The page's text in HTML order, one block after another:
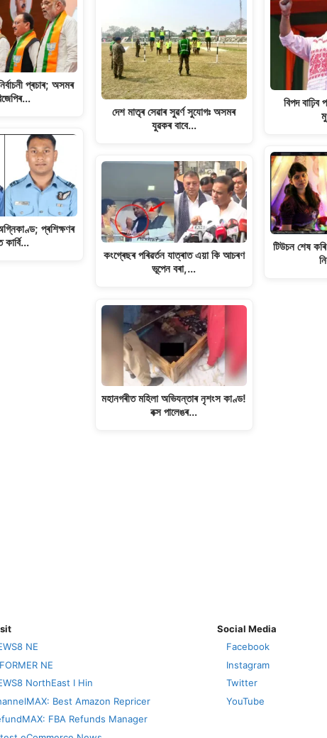
প্ৰচাৰ; অসমৰ
প্ৰশিক্ষণৰ
কাৰ্বি…
দেশ মাতৃৰ সেৱাৰ সুৱৰ্ণ সুযোগঃ অসমৰ
যুৱকৰ বাবে…
কংগ্ৰেছৰ পৰিৱৰ্তন যাত্ৰাত এয়া কি আচৰণ
ভূপেন বৰা,…
মহানগৰীত মহিলা অভিযন্তাৰ নৃশংস কাণ্ড!
বক্স পালেঙৰ…
বিপদ বাঢ়িব
টিউচন শেষ
NE
NE
NorthEast I Hin
Best Amazon Repricer
FBA Refunds Manager
Social Media
Facebook
Instagram
Twitter
YouTube